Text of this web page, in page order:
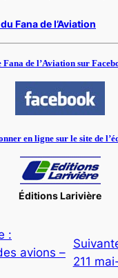
Fana de l’Aviation
Fana de l’Aviation sur
en ligne sur le site de
Éditions Larivière
:
avions –
211